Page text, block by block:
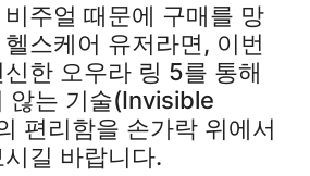
주얼 때문에 구매를 망
스케어 유저라면, 이번
한 오우라 링 5를 통해
않는 기술(Invisible
편리함을 손가락 위에서
길 바랍니다.